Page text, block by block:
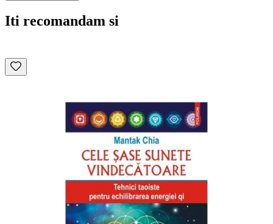
Iti recomandam si